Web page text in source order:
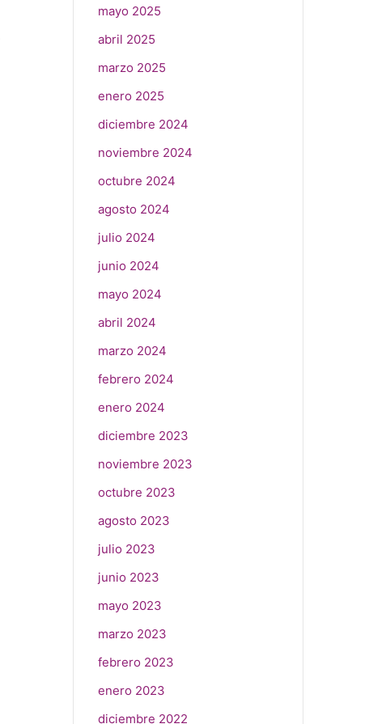
mayo 2025
abril 2025
marzo 2025
enero 2025
diciembre 2024
noviembre 2024
octubre 2024
agosto 2024
julio 2024
junio 2024
mayo 2024
abril 2024
marzo 2024
febrero 2024
enero 2024
diciembre 2023
noviembre 2023
octubre 2023
agosto 2023
julio 2023
junio 2023
mayo 2023
marzo 2023
febrero 2023
enero 2023
diciembre 2022